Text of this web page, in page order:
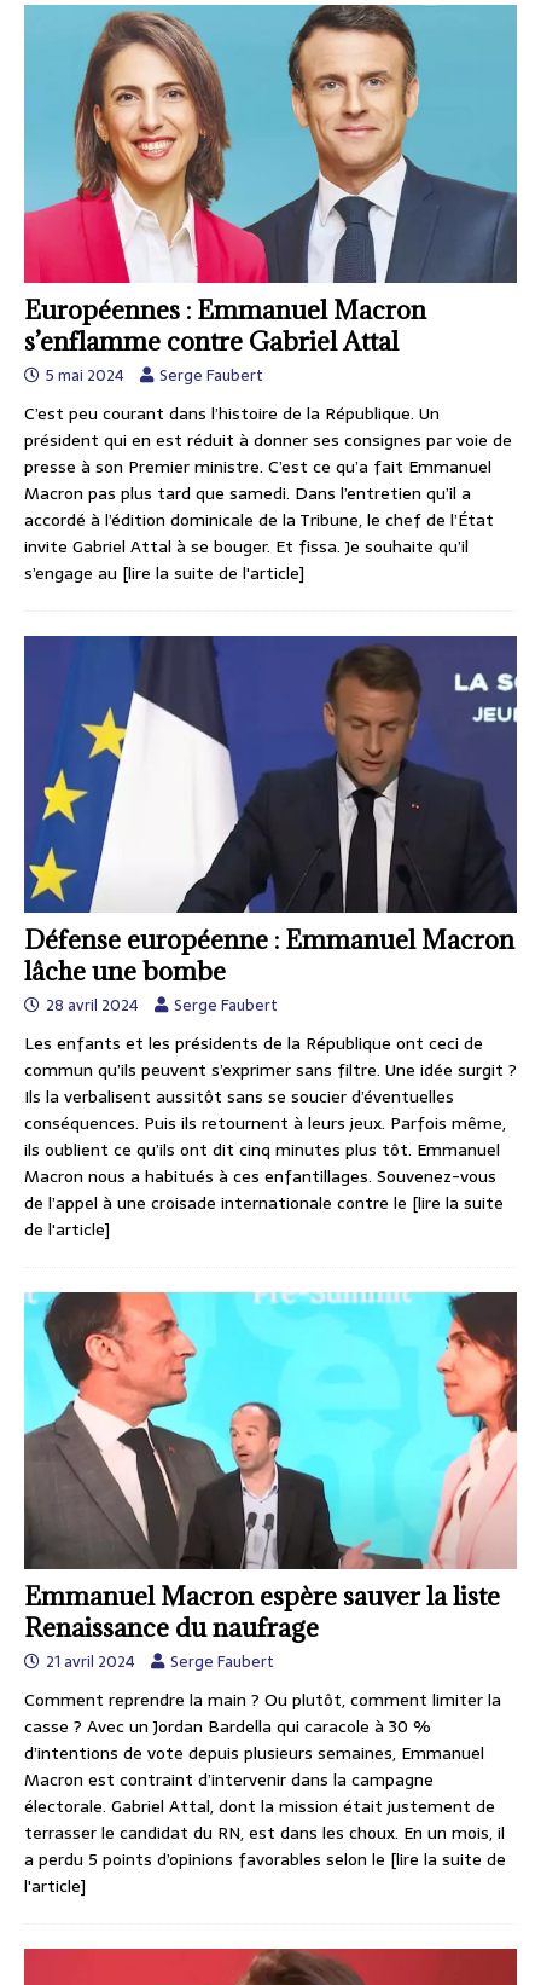
Européennes : Emmanuel Macron
s’enflamme contre Gabriel Attal
5 mai 2024 Serge Faubert
C’est peu courant dans l’histoire de la République. Un
président qui en est réduit à donner ses consignes par voie de
presse à son Premier ministre. C’est ce qu’a fait Emmanuel
Macron pas plus tard que samedi. Dans l’entretien qu’il a
accordé à l’édition dominicale de la Tribune, le chef de l’État
invite Gabriel Attal à se bouger. Et fissa. Je souhaite qu’il
s’engage au [lire la suite de l'article]
Défense européenne : Emmanuel Macron
lâche une bombe
28 avril 2024 Serge Faubert
Les enfants et les présidents de la République ont ceci de
commun qu’ils peuvent s’exprimer sans filtre. Une idée surgit ?
Ils la verbalisent aussitôt sans se soucier d’éventuelles
conséquences. Puis ils retournent à leurs jeux. Parfois même,
ils oublient ce qu’ils ont dit cinq minutes plus tôt. Emmanuel
Macron nous a habitués à ces enfantillages. Souvenez-vous
de l’appel à une croisade internationale contre le [lire la suite
de l'article]
Emmanuel Macron espère sauver la liste
Renaissance du naufrage
21 avril 2024 Serge Faubert
Comment reprendre la main ? Ou plutôt, comment limiter la
casse ? Avec un Jordan Bardella qui caracole à 30 %
d’intentions de vote depuis plusieurs semaines, Emmanuel
Macron est contraint d’intervenir dans la campagne
électorale. Gabriel Attal, dont la mission était justement de
terrasser le candidat du RN, est dans les choux. En un mois, il
a perdu 5 points d’opinions favorables selon le [lire la suite de
l'article]